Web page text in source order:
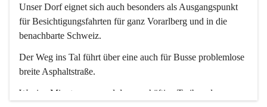
Unser Dorf eignet sich auch besonders als Ausgangspunkt
für Besichtigungsfahrten für ganz Vorarlberg und in die
benachbarte Schweiz.
Der Weg ins Tal führt über eine auch für Busse problemlose
breite Asphaltstraße.
Wenige Minuten nur, und das geschäftige Treiben der